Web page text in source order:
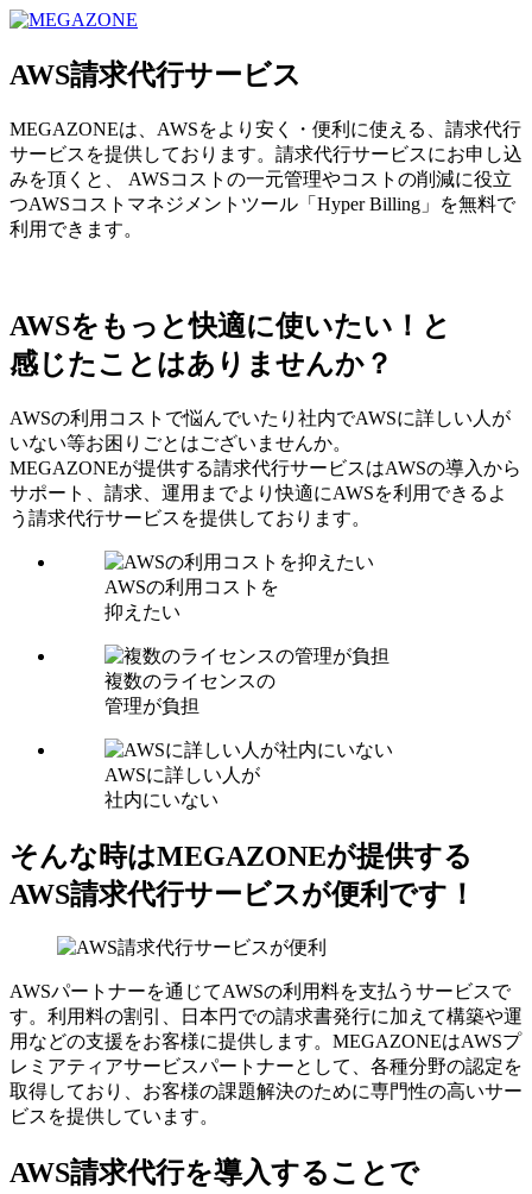
AWS請求代行サービス
MEGAZONEは、AWSをより安く・便利に使える、請求代行
サービスを提供しております。請求代行サービスにお申し込
みを頂くと、 AWSコストの一元管理やコストの削減に役立
つAWSコストマネジメントツール「Hyper Billing」を無料で
利用できます。
AWSをもっと快適に使いたい！と
感じたことはありませんか？
AWSの利用コストで悩んでいたり社内でAWSに詳しい人が
いない等お困りごとはございませんか。
MEGAZONEが提供する請求代行サービスはAWSの導入から
サポート、請求、運用までより快適にAWSを利用できるよ
う請求代行サービスを提供しております。
AWSの利用コストを
抑えたい
複数のライセンスの
管理が負担
AWSに詳しい人が
社内にいない
そんな時はMEGAZONEが提供する
AWS請求代行サービスが便利です！
AWSパートナーを通じてAWSの利用料を支払うサービスで
す。利用料の割引、日本円での請求書発行に加えて構築や運
用などの支援をお客様に提供します。MEGAZONEはAWSプ
レミアティアサービスパートナーとして、各種分野の認定を
取得しており、お客様の課題解決のために専門性の高いサー
ビスを提供しています。
AWS請求代行を導入することで